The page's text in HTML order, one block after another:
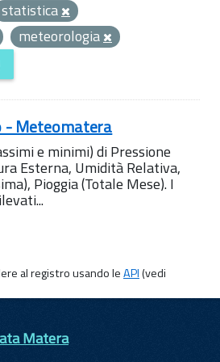
statistica
meteorologia
- Meteomatera
e minimi) di Pressione
Esterna, Umidità Relativa,
Pioggia (Totale Mese). I
al registro usando leAPI(vedi
Matera